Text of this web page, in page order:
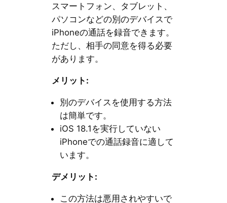
スマートフォン、タブレット、
パソコンなどの別のデバイスで
iPhoneの通話を録音できます。
ただし、相手の同意を得る必要
があります。
メリット:
別のデバイスを使用する方法
は簡単です。
iOS 18.1を実行していない
iPhoneでの通話録音に適して
います。
デメリット:
この方法は悪用されやすいで